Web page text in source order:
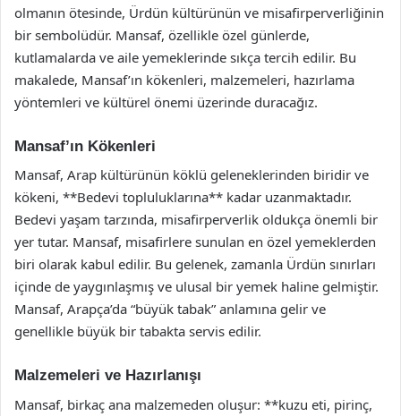
olmanın ötesinde, Ürdün kültürünün ve misafirperverliğinin
bir sembolüdür. Mansaf, özellikle özel günlerde,
kutlamalarda ve aile yemeklerinde sıkça tercih edilir. Bu
makalede, Mansaf’ın kökenleri, malzemeleri, hazırlama
yöntemleri ve kültürel önemi üzerinde duracağız.
Mansaf’ın Kökenleri
Mansaf, Arap kültürünün köklü geleneklerinden biridir ve
kökeni, **Bedevi topluluklarına** kadar uzanmaktadır.
Bedevi yaşam tarzında, misafirperverlik oldukça önemli bir
yer tutar. Mansaf, misafirlere sunulan en özel yemeklerden
biri olarak kabul edilir. Bu gelenek, zamanla Ürdün sınırları
içinde de yaygınlaşmış ve ulusal bir yemek haline gelmiştir.
Mansaf, Arapça’da “büyük tabak” anlamına gelir ve
genellikle büyük bir tabakta servis edilir.
Malzemeleri ve Hazırlanışı
Mansaf, birkaç ana malzemeden oluşur: **kuzu eti, pirinç,